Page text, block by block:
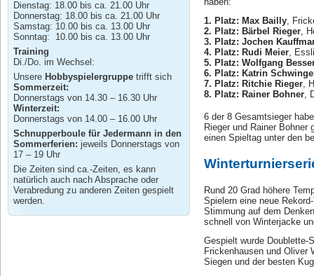
Dienstag: 18.00 bis ca. 21.00 Uhr
Donnerstag: 18.00 bis ca. 21.00 Uhr
Samstag: 10.00 bis ca. 13.00 Uhr
Sonntag: 10.00 bis ca. 13.00 Uhr
Training
Di./Do. im Wechsel:
Unsere Hobbyspielergruppe trifft sich
Sommerzeit:
Donnerstags von 14.30 – 16.30 Uhr
Winterzeit:
Donnerstags von 14.00 – 16.00 Uhr
Schnupperboule für Jedermann in den
Sommerferien: jeweils Donnerstags von
17 – 19 Uhr
Die Zeiten sind ca.-Zeiten, es kann
natürlich auch nach Absprache oder
Verabredung zu anderen Zeiten gespielt
werden.
1. Platz: Max Bailly,
2. Platz: Bärbel Rieger,
3. Platz: Jochen
4. Platz: Rudi Meier,
5. Platz: Wolfgang
6. Platz: Katrin
7. Platz: Ritchie Rieger,
8. Platz: Rainer Bohner,
6 der 8 Gesamtsieger
Rieger und Rainer
einen Spieltag unter den
Rund 20 Grad höhere
Spielern eine neue
Stimmung auf dem
schnell von Winterjacke
Gespielt wurde Doublette-
Frickenhausen und Oliver
Siegen und der besten